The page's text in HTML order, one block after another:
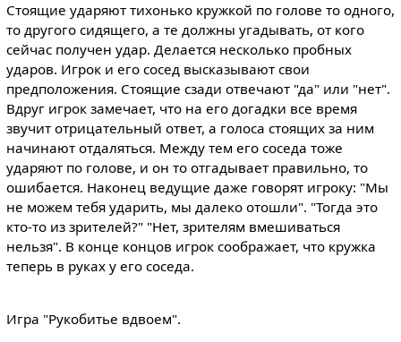
Стоящие ударяют тихонько кружкой по голове то одного,
то другого сидящего, а те должны угадывать, от кого
сейчас получен удар. Делается несколько пробных
ударов. Игрок и его сосед высказывают свои
предположения. Стоящие сзади отвечают "да" или "нет".
Вдруг игрок замечает, что на его догадки все время
звучит отрицательный ответ, а голоса стоящих за ним
начинают отдаляться. Между тем его соседа тоже
ударяют по голове, и он то отгадывает правильно, то
ошибается. Наконец ведущие даже говорят игроку: "Мы
не можем тебя ударить, мы далеко отошли". "Тогда это
кто-то из зрителей?" "Нет, зрителям вмешиваться
нельзя". В конце концов игрок соображает, что кружка
теперь в руках у его соседа.
Игра "Рукобитье вдвоем".